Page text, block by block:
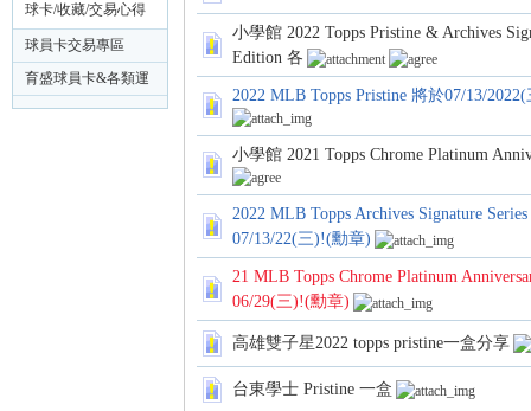
員
區
arWars動漫影視卡專
區
球卡/收藏/交易心得
分享區
球員卡交易專區
育盛球員卡&各類運
動討論區
小學館 2022 Topps Pristine & Archives
Edition 各
2022 MLB Topps Pristine 將於07/13/
小學館 2021 Topps Chrome Platinum
2022 MLB Topps Archives Signature
07/13/22(三)!(勳章)
21 MLB Topps Chrome Platinum
06/29(三)!(勳章)
高雄雙子星2022 topps pristine一盒分享
台東學士 Pristine 一盒